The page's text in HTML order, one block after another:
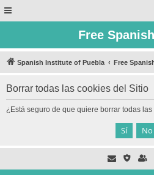
Free
Spanish Institute of Puebla Free
Borrar todas las cookies del Sitio
¿Está seguro de que quiere borrar todas